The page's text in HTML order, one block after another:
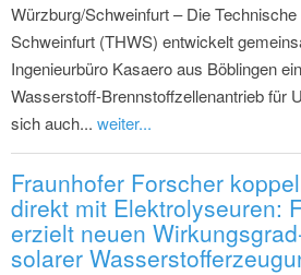
Würzburg/Schweinfurt – Die
Schweinfurt (THWS) entwickelt
Ingenieurbüro Kasaero aus Böblingen
Wasserstoff-Brennstoffzellenantrieb für
sich auch... weiter...
Fraunhofer Forscher
direkt mit Elektrolyseuren:
erzielt neuen
solarer